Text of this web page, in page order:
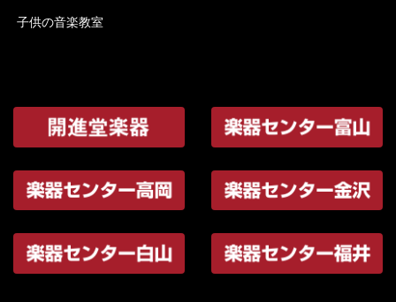
子供の音楽教室